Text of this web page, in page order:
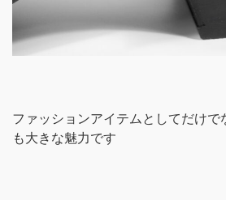
ファッションアイテムとしてだけで
も大きな魅力です